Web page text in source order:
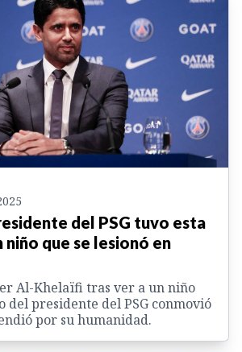
del PSG tuvo esta
niño que se lesionó en
Al-Khelaïfi tras ver a un niño
del presidente del PSG conmovió
por su humanidad.